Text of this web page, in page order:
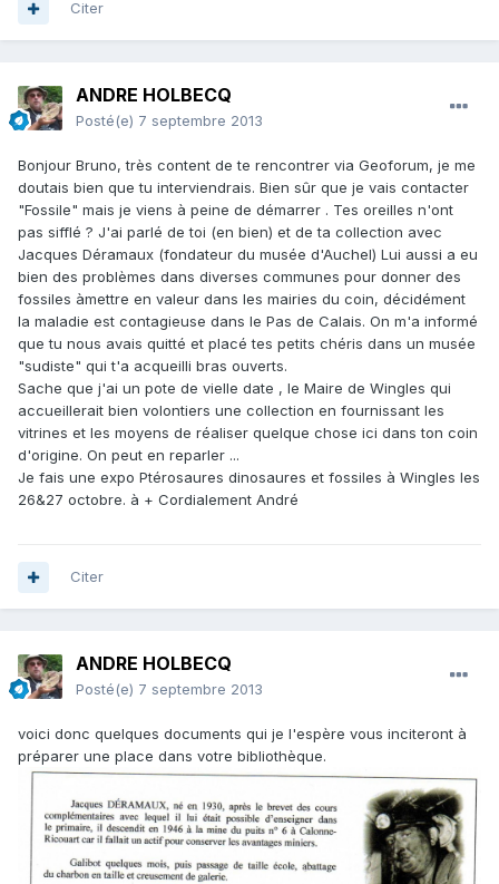
Citer
ANDRE HOLBECQ
Posté(e) 7 septembre 2013
Bonjour Bruno, très content de te rencontrer via Geoforum, je me
doutais bien que tu interviendrais. Bien sûr que je vais contacter
"Fossile" mais je viens à peine de démarrer . Tes oreilles n'ont
pas sifflé ? J'ai parlé de toi (en bien) et de ta collection avec
Jacques Déramaux (fondateur du musée d'Auchel) Lui aussi a eu
bien des problèmes dans diverses communes pour donner des
fossiles àmettre en valeur dans les mairies du coin, décidément
la maladie est contagieuse dans le Pas de Calais. On m'a informé
que tu nous avais quitté et placé tes petits chéris dans un musée
"sudiste" qui t'a acqueilli bras ouverts.
Sache que j'ai un pote de vielle date , le Maire de Wingles qui
accueillerait bien volontiers une collection en fournissant les
vitrines et les moyens de réaliser quelque chose ici dans ton coin
d'origine. On peut en reparler ...
Je fais une expo Ptérosaures dinosaures et fossiles à Wingles les
26&27 octobre. à + Cordialement André
Citer
ANDRE HOLBECQ
Posté(e) 7 septembre 2013
voici donc quelques documents qui je l'espère vous inciteront à
préparer une place dans votre bibliothèque.